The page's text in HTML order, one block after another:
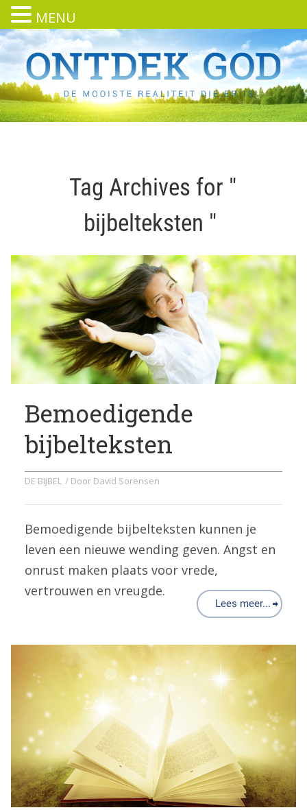
Tag Archives for "
bijbelteksten "
Bemoedigende
bijbelteksten
DE BIJBEL / Door David Sorensen
Bemoedigende bijbelteksten kunnen je
leven een nieuwe wending geven. Angst en
onrust maken plaats voor vrede,
vertrouwen en vreugde.
Lees meer...
MENU